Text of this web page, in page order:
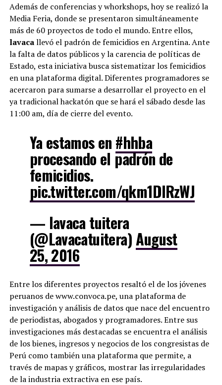
Además de conferencias y whorkshops, hoy se realizó la
Media Feria, donde se presentaron simultáneamente
más de 60 proyectos de todo el mundo. Entre ellos,
lavacallevó el padrón de femicidios en Argentina. Ante
la falta de datos públicos y la carencia de políticas de
Estado, esta iniciativa busca sistematizar los femicidios
en una plataforma digital. Diferentes programadores se
acercaron para sumarse a desarrollar el proyecto en el
ya tradicional hackatón que se hará el sábado desde las
11:00 am, día de cierre del evento.
Ya estamos en #hhba
procesando el padrón de
femicidios.
pic.twitter.com/qkm1DlRzWJ
— lavaca tuitera
(@Lavacatuitera) August
25, 2016
Entre los diferentes proyectos resaltó el de los jóvenes
peruanos de www.convoca.pe, una plataforma de
investigación y análisis de datos que nace del encuentro
de periodistas, abogados y programadores. Entre sus
investigaciones más destacadas se encuentra el análisis
de los bienes, ingresos y negocios de los congresistas de
Perú como también una plataforma que permite, a
través de mapas y gráficos, mostrar las irregularidades
de la industria extractiva en ese país.